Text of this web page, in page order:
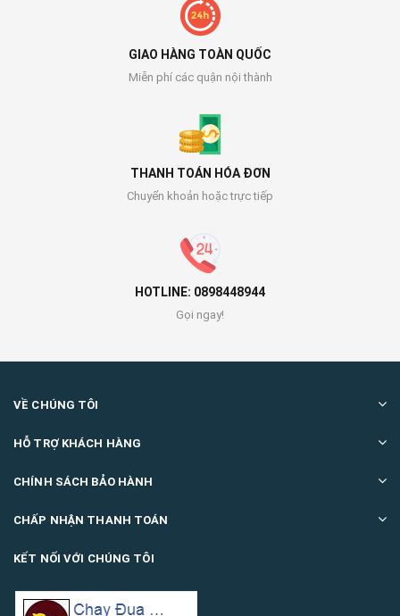
GIAO HÀNG TOÀN QUỐC
Miễn phí các quận nội thành
THANH TOÁN HÓA ĐƠN
Chuyển khoản hoặc trực tiếp
HOTLINE: 0898448944
Gọi ngay!
VỀ CHÚNG TÔI
HỖ TRỢ KHÁCH HÀNG
CHÍNH SÁCH BẢO HÀNH
CHẤP NHẬN THANH TOÁN
KẾT NỐI VỚI CHÚNG TÔI